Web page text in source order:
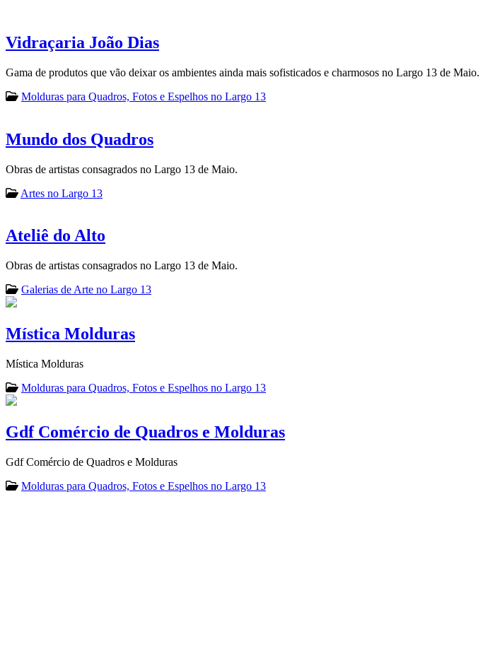
Vidraçaria João Dias
Gama de produtos que vão deixar os ambientes ainda mais sofisticados e charmosos no Largo 13 de Maio.
Molduras para Quadros, Fotos e Espelhos no Largo 13
Mundo dos Quadros
Obras de artistas consagrados no Largo 13 de Maio.
Artes no Largo 13
Ateliê do Alto
Obras de artistas consagrados no Largo 13 de Maio.
Galerias de Arte no Largo 13
Mística Molduras
Mística Molduras
Molduras para Quadros, Fotos e Espelhos no Largo 13
Gdf Comércio de Quadros e Molduras
Gdf Comércio de Quadros e Molduras
Molduras para Quadros, Fotos e Espelhos no Largo 13